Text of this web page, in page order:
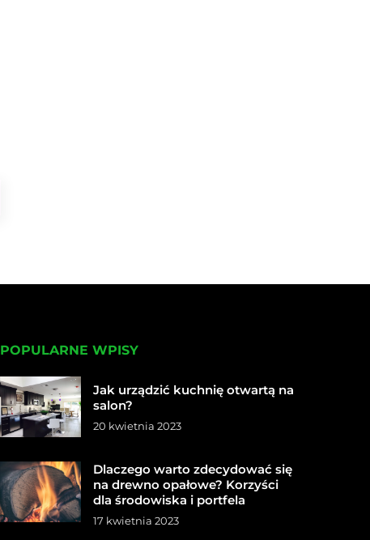
POPULARNE WPISY
Jak urządzić kuchnię otwartą na
salon?
20 kwietnia 2023
Dlaczego warto zdecydować się
na drewno opałowe? Korzyści
dla środowiska i portfela
17 kwietnia 2023